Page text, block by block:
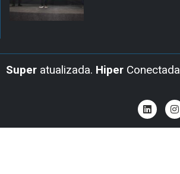
Super atualizada. Hiper Conectada